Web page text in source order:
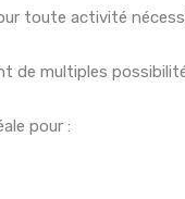
toute activité
de multiples
pour :